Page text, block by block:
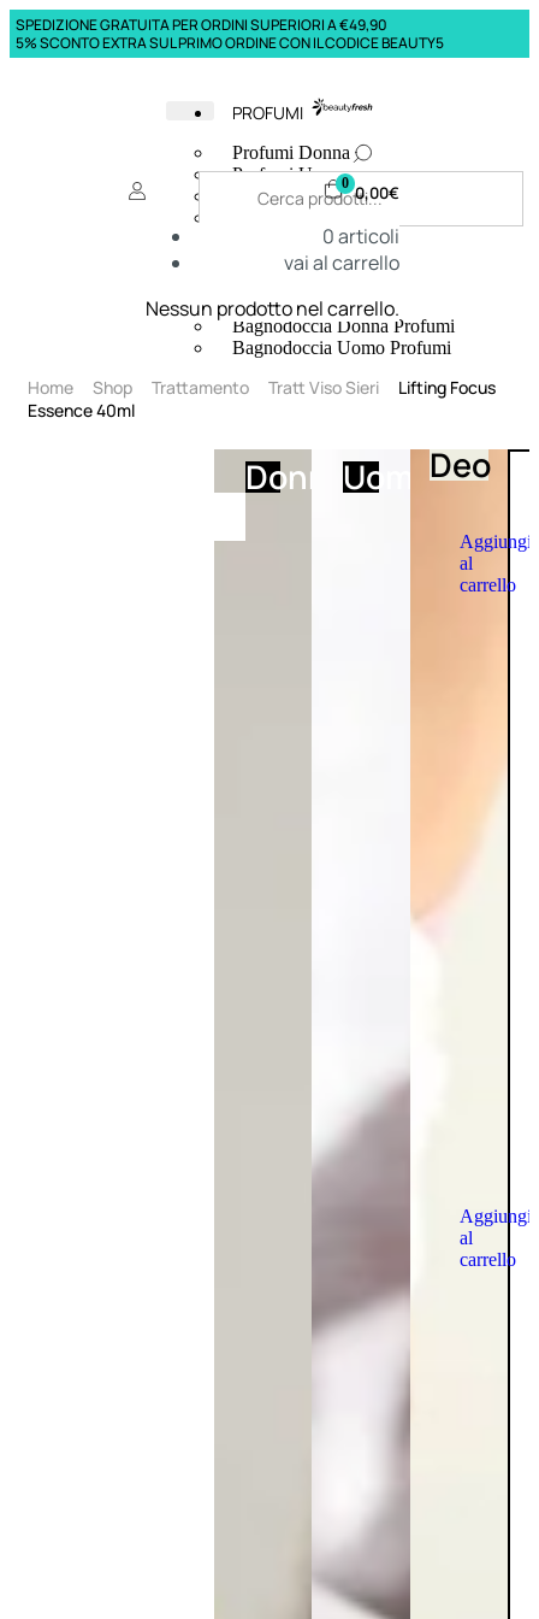
SPEDIZIONE GRATUITA PER ORDINI SUPERIORI A €49,90
5% SCONTO EXTRA SUL PRIMO ORDINE CON IL CODICE BEAUTY5
PROFUMI
Profumi Donna
Profumi Uomo
Deodoranti Donna
Corpo Donna
Corpo Uomo
Creme Mani
Bagnodoccia Donna Profumi
Bagnodoccia Uomo Profumi
DonnaUomoDeo
Aggiungi
al
carrello
Aggiungi
al
carrello
0 0,00€
0articoli
vai al carrello
Nessun prodotto nel carrello.
Home Shop Trattamento Tratt Viso Sieri
Lifting Focus
Essence 40ml